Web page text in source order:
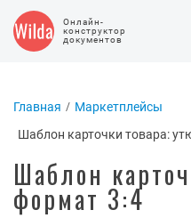
Онлайн-
конструктор
документов
Главная
Маркетплейсы
Шаблон карточки товара:
Шаблон
формат 3:4